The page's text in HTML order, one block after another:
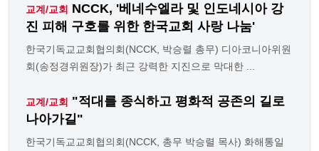
교계/교회 NCCK, '베네수엘라 및 인도네시아 강
진 피해 구호를 위한 한국교회 사랑 나눔'
한국기독교교회협의회(NCCK, 박승렬 총무) 디아코니아위원
회(송정경위원장)가 최근 강력한 지진으로 막대한 ...
교계/교회 "적대를 종식하고 평화적 공존의 길로
나아가길"
한국기독교교회협의회(NCCK, 총무 박승렬 목사) 화해통일